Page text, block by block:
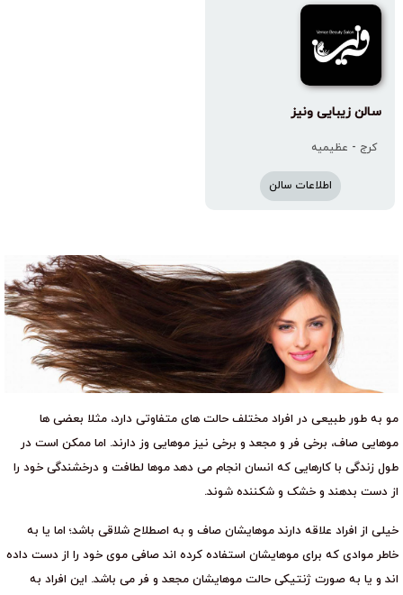
سالن زیبایی ونیز
کرج - عظیمیه
اطلاعات سالن
مو به طور طبیعی در افراد مختلف حالت های متفاوتی دارد، مثلا بعضی ها
موهایی صاف، برخی فر و مجعد و برخی نیز موهایی وز دارند. اما ممکن است در
طول زندگی با کارهایی که انسان انجام می دهد موها لطافت و درخشندگی خود را
از دست بدهند و خشک و شکننده شوند.
خیلی از افراد علاقه دارند موهایشان صاف و به اصطلاح شلاقی باشد؛ اما یا به
خاطر موادی که برای موهایشان استفاده کرده اند صافی موی خود را از دست داده
اند و یا به صورت ژنتیکی حالت موهایشان مجعد و فر می باشد. این افراد به